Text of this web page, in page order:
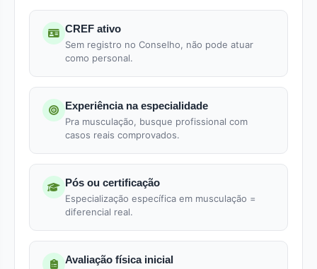
CREF ativo
Sem registro no Conselho, não pode atuar
como personal.
Experiência na especialidade
Pra musculação, busque profissional com
casos reais comprovados.
Pós ou certificação
Especialização específica em musculação =
diferencial real.
Avaliação física inicial